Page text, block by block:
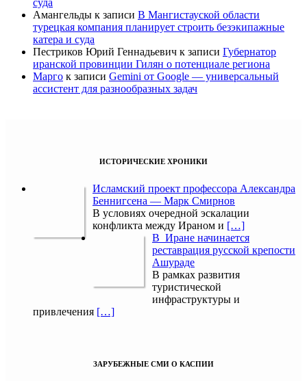
суда
Амангельды к записи В Мангистауской области
турецкая компания планирует строить безэкипажные
катера и суда
Пестриков Юрий Геннадьевич к записи Губернатор
иранской провинции Гилян о потенциале региона
Марго к записи Gemini от Google — универсальный
ассистент для разнообразных задач
ИСТОРИЧЕСКИЕ ХРОНИКИ
Исламский проект профессора Александра
Беннигсена — Марк Смирнов
В условиях очередной эскалации
конфликта между Ираном и […]
В Иране начинается
реставрация русской крепости
Ашураде
В рамках развития
туристической
инфраструктуры и
привлечения […]
ЗАРУБЕЖНЫЕ СМИ О КАСПИИ